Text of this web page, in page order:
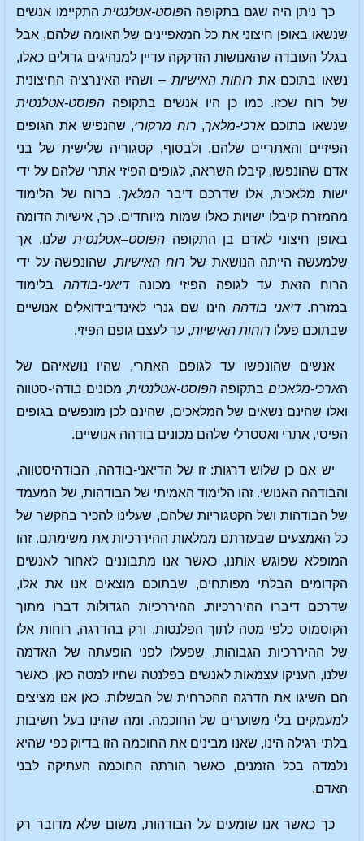
כך ניתן היה שגם בתקופה הפוסט-אטלנטית התקיימו אנשים
שנשאו באופן חיצוני את כל המאפיינים של האומה שלהם, אבל
בגלל העובדה שהאנושות הזדקקה עדיין למנהיגים גדולים כאלו,
נשאו בתוכם את רוחות האישיות– ושהיו האינרציה החיצונית
של רוח שכזו. כמו כן היו אנשים בתקופה הפוסט-אטלנטית
שנשאו בתוכםארכי-מלאך, רוח מרקורי, שהנפיש את הגופים
הפיזיים והאתריים שלהם, ולבסוף, קטגוריה שלישית של בני
אדם שהונפשו, קיבלו השראה, לגופים הפיזי אתרי שלהם על ידי
ישות מלאכית, אלו שדרכם דיברהמלאך. ברוח של הלימוד
מהמזרח קיבלו ישויות כאלו שמות מיוחדים. כך, אישיות הדומה
באופן חיצוני לאדם בן התקופה הפוסט–אטלנטיתשלנו, אך
שלמעשה הייתה הנושאת שלרוח האישיות, שהונפשה על ידי
הרוח הזאת עד לגופה הפיזי מכונהדיאני-בודהה בלימוד
במזרח.דיאני בודהה הינו שם גנרי לאינדיבידואלים אנושיים
שבתוכם פעלו רוחות האישיות, עד לעצם גופם הפיזי.
אנשים שהונפשו עד לגופם האתרי, שהיו נושאיהם של
הארכי-מלאכים בתקופה הפוסט-אטלנטית, מכונים בודהי-סטווה
ואלו שהינם נשאים של המלאכים, שהינם לכן מונפשים בגופים
הפיסי, אתרי ואסטרלי שלהם מכונים בודהה אנושיים.
יש אם כן שלוש דרגות: זו של הדיאני-בודהה, הבודהיסטווה,
והבודהה האנושי. זהו הלימוד האמיתי של הבודהות, של המעמד
של הבודהות ושל הקטגוריות שלהם, שעלינו להכיר בהקשר של
כל האמצעים שבעזרתם ממלאות ההיררכיות את משימתם. זהו
המופלא שפוגש אותנו, כאשר אנו מתבוננים לאחור לאנשים
הקדומים הבלתי מפותחים, שבתוכם מוצאים אנו את אלו,
שדרכם דיברו ההיררכיות. ההיררכיות הגדולות דברו מתוך
הקוסמוס כלפי מטה לתוך הפלנטות, ורק בהדרגה, רוחות אלו
של ההיררכיות הגבוהות, שפעלו לפני הופעתה של האדמה
שלנו, העניקו עצמאות לאנשים בפלנטה שחיו למטה כאן, כאשר
הם השיגו את הדרגה ההכרחית של הבשלות. כאן אנו מציצים
למעמקים בלי משוערים של החוכמה. ומה שהינו בעל חשיבות
בלתי רגילה הינו, שאנו מבינים את החוכמה הזו בדיוק כפי שהיא
נלמדה בכל הזמנים, כאשר הורתה החוכמה העתיקה לבני
האדם.
כך כאשר אנו שומעים על הבודהות, משום שלא מדובר רק